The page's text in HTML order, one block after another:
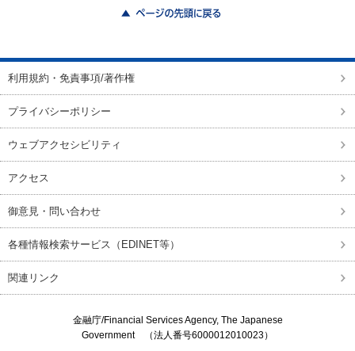
利用規約・免責事項/著作権
プライバシーポリシー
ウェブアクセシビリティ
アクセス
御意見・問い合わせ
各種情報検索サービス（EDINET等）
関連リンク
金融庁/Financial Services Agency, The Japanese
Government（法人番号6000012010023）